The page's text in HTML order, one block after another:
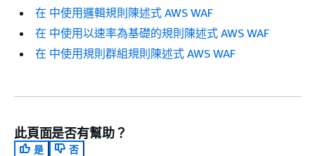
在 中使用邏輯規則陳述式 AWS WAF
在 中使用以速率為基礎的規則陳述式 AWS WAF
在 中使用規則群組規則陳述式 AWS WAF
此頁面是否有幫助？
是
否